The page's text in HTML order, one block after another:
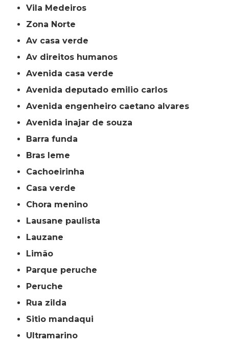
Vila Medeiros
Zona Norte
av casa verde
av direitos humanos
avenida casa verde
avenida deputado emilio carlos
avenida engenheiro caetano alvares
avenida inajar de souza
barra funda
bras leme
cachoeirinha
casa verde
chora menino
lausane paulista
lauzane
limão
parque peruche
peruche
rua zilda
sitio mandaqui
ultramarino